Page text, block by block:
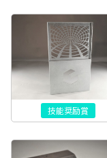
技能奨励賞